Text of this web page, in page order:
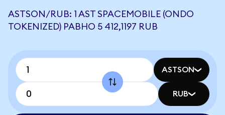
ASTSON/RUB: 1 AST SPACEMOBILE (ONDO
TOKENIZED) РАВНО 5 412,1197 RUB
ASTSON
RUB